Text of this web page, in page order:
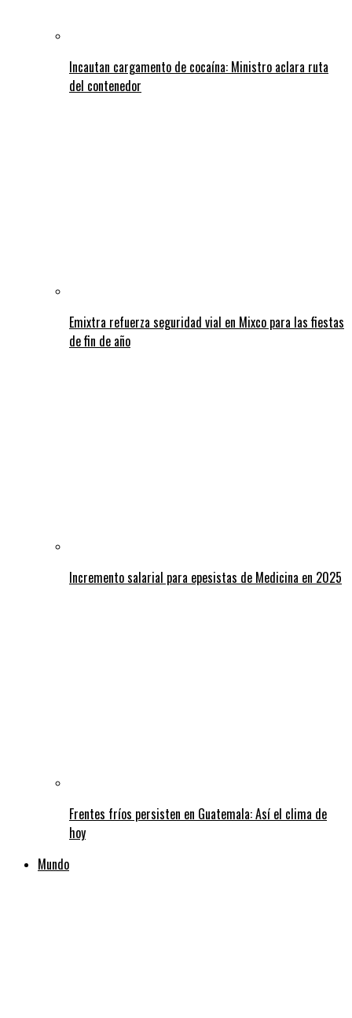
Incautan cargamento de cocaína: Ministro aclara ruta
del contenedor
Emixtra refuerza seguridad vial en Mixco para las fiestas
de fin de año
Incremento salarial para epesistas de Medicina en 2025
Frentes fríos persisten en Guatemala: Así el clima de
hoy
Mundo